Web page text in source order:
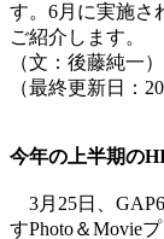
す。6月に実施さ
ご紹介します。
（文：後藤純一）
（最終更新日：
今年の上半期の
3月25日、
すPhoto＆Movie